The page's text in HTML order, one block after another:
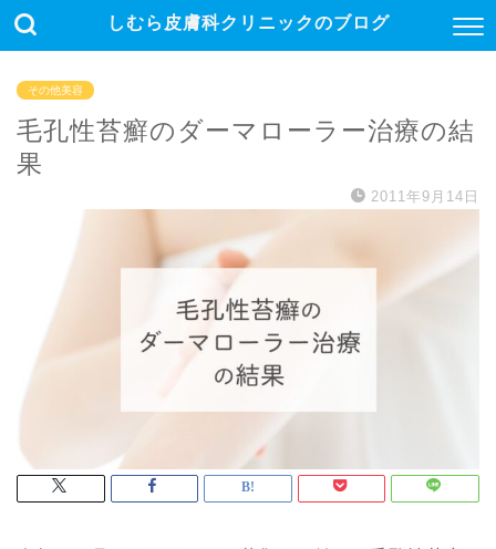
しむら皮膚科クリニックのブログ
その他美容
毛孔性苔癬のダーマローラー治療の結
果
2011年9月14日